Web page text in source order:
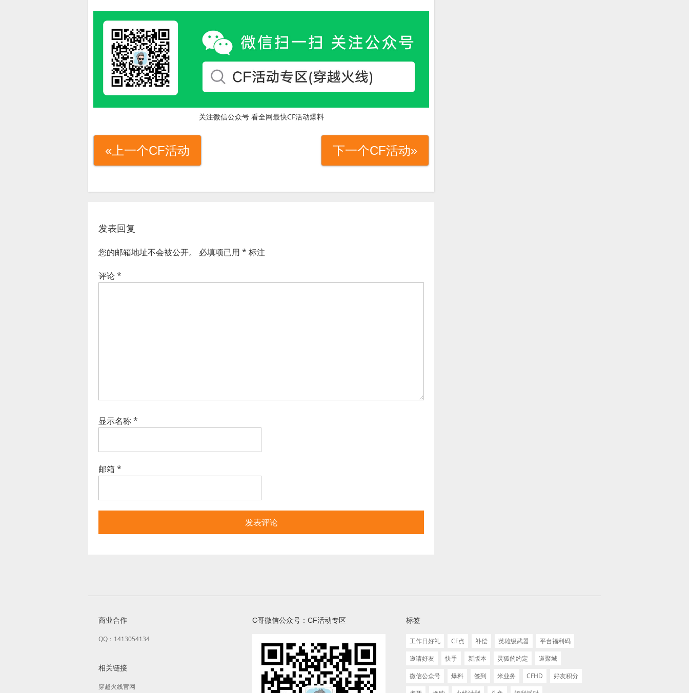
关注微信公众号 看全网最快CF活动爆料
«上一个CF活动 下一个CF活动»
发表回复
您的邮箱地址不会被公开。 必填项已用 * 标注
评论*
显示名称*
邮箱 *
商业合作
QQ：1413054134
相关链接
穿越火线官网
C哥微信公众号：CF活动专区 标签
工作日好礼 CF点 补偿 英雄级武器
平台福利码
邀请好友
快手 新版本 灵狐的约定
道聚城
微信公众号
爆料 签到 米业务 CFHD
好友积分